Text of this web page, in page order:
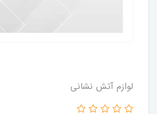
لوازم آتش نشانی